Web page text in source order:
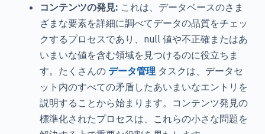
コンテンツの発見: これは、データベースのさま
ざまな要素を詳細に調べてデータの品質をチェッ
クするプロセスであり、null 値や不正確またはあ
いまいな値を含む領域を見つけるのに役立ちま
す。たくさんの データ管理 タスクは、データセ
ット内のすべての矛盾したあいまいなエントリを
説明することから始まります。コンテンツ発見の
標準化されたプロセスは、これらの小さな問題を